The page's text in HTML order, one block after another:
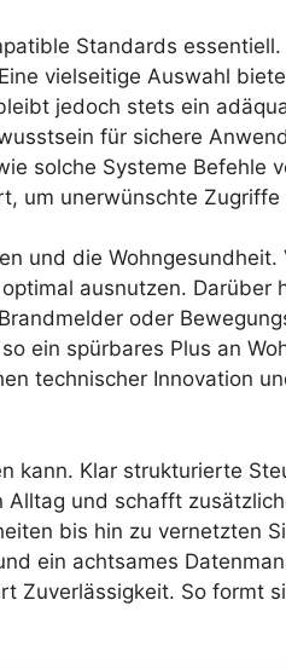
Standards
vielseitige Auswahl
jedoch stets ein
für sichere
solche Systeme Befehle
um unerwünschte
und die
ausnutzen. Darüber
oder
ein spürbares Plus an
technischer Innovation
kann. Klar strukturierte
und schafft
bis hin zu vernetzten
ein achtsames
Zuverlässigkeit. So formt